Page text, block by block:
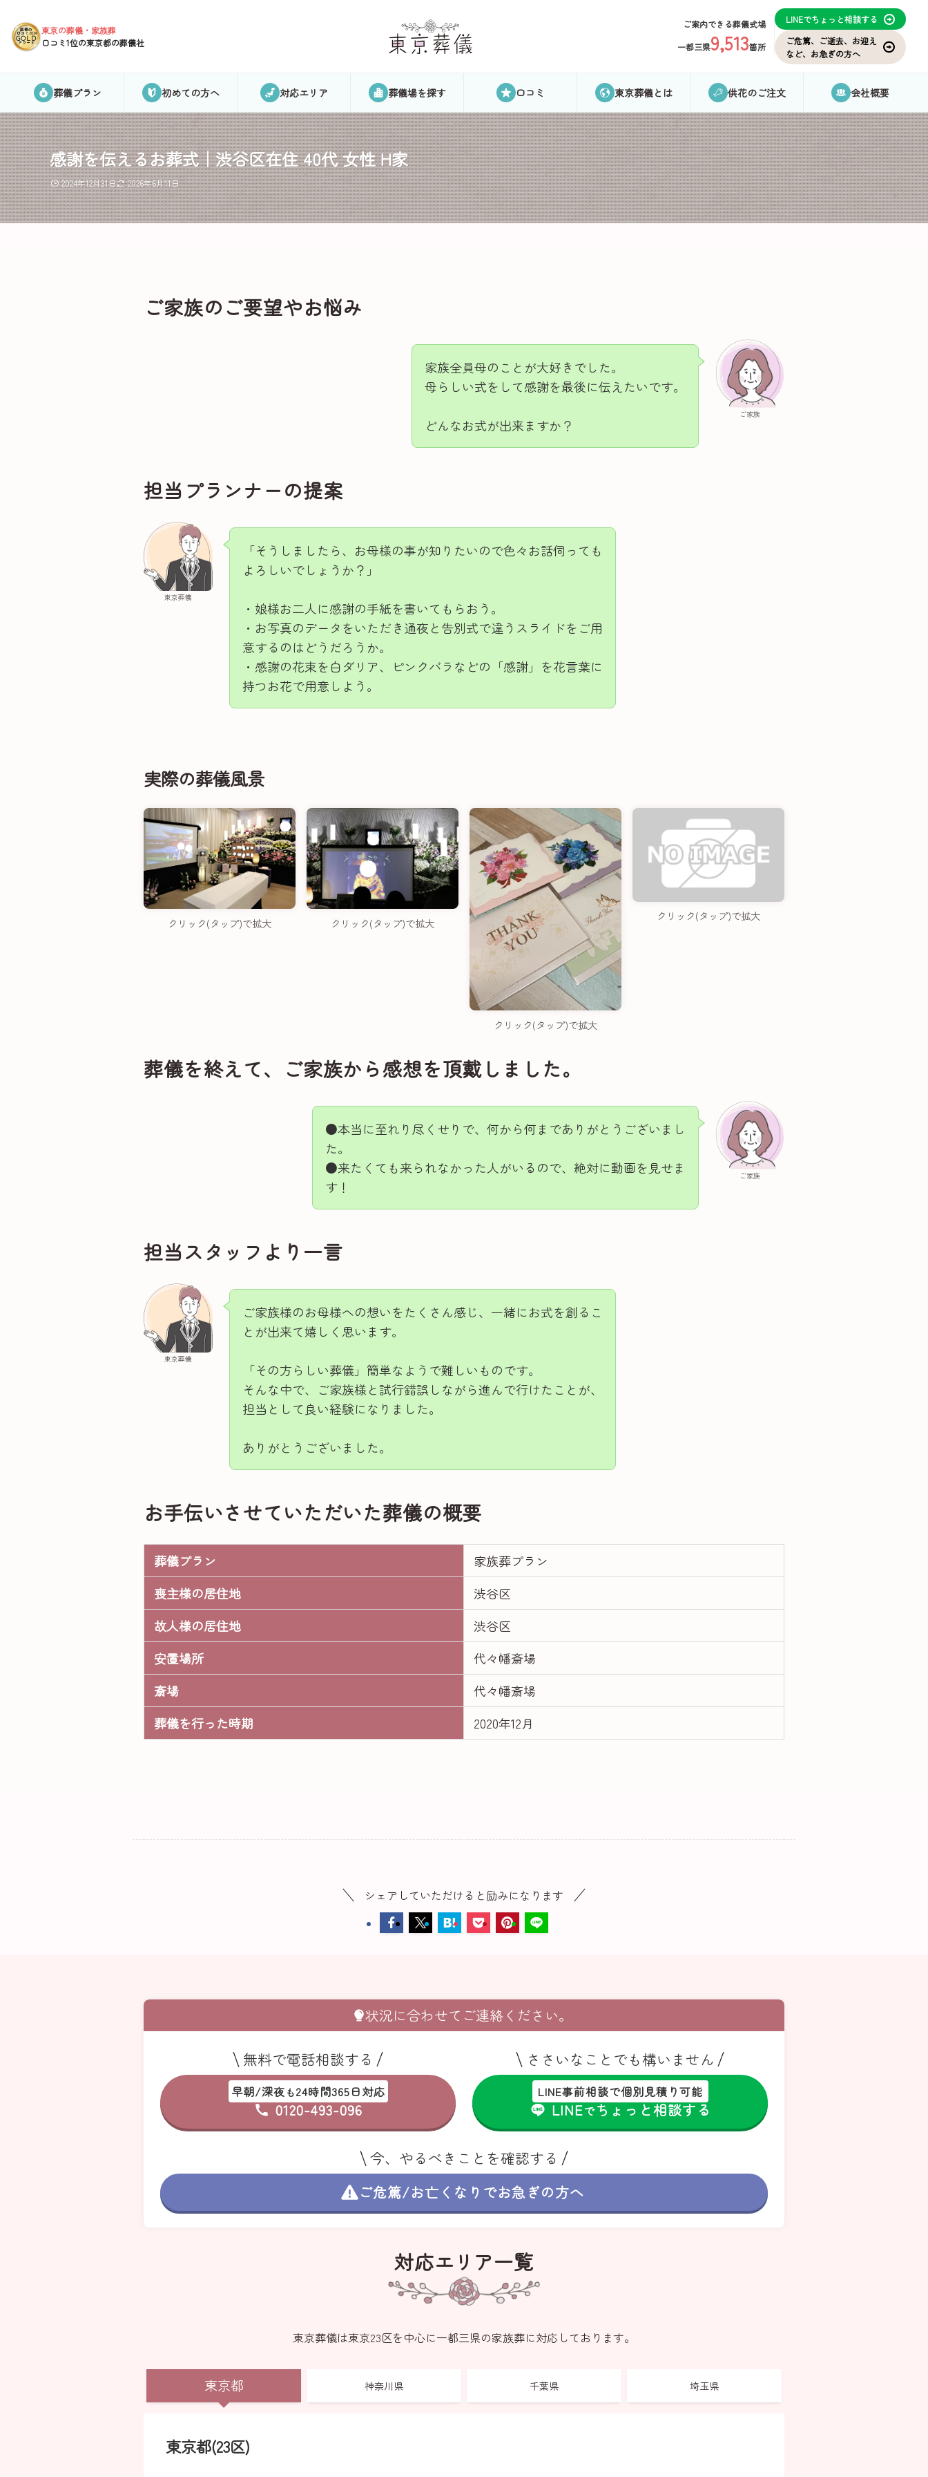
葬儀の
口コミ2024
GOLD
アワード
東京の葬儀・家族葬
口コミ1位の東京都の葬儀社
ご案内できる葬儀式場
一都三県9,513箇所
LINEでちょっと相談する
ご危篤、ご逝去、お迎え
など、お急ぎの方へ
葬儀プラン 初めての方へ 対応エリア 葬儀場を探す 口コミ 東京葬儀とは 供花のご注文 会社概要
感謝を伝えるお葬式｜渋谷区在住 40代 女性 H家
2024年12月31日 2026年6月11日
ご家族のご要望やお悩み
ご家族
家族全員母のことが大好きでした。
母らしい式をして感謝を最後に伝えたいです。
どんなお式が出来ますか？
担当プランナーの提案
東京葬儀
「そうしましたら、お母様の事が知りたいので色々お話伺っても
よろしいでしょうか？」
・娘様お二人に感謝の手紙を書いてもらおう。
・お写真のデータをいただき通夜と告別式で違うスライドをご用
意するのはどうだろうか。
・感謝の花束を白ダリア、ピンクバラなどの「感謝」を花言葉に
持つお花で用意しよう。
実際の葬儀風景
クリック(タップ)で拡大 クリック(タップ)で拡大
クリック(タップ)で拡大
クリック(タップ)で拡大
葬儀を終えて、ご家族から感想を頂戴しました。
ご家族
●本当に至れり尽くせりで、何から何までありがとうございまし
た。
●来たくても来られなかった人がいるので、絶対に動画を見せま
す！
担当スタッフより一言
東京葬儀
ご家族様のお母様への想いをたくさん感じ、一緒にお式を創るこ
とが出来て嬉しく思います。
「その方らしい葬儀」簡単なようで難しいものです。
そんな中で、ご家族様と試行錯誤しながら進んで行けたことが、
担当として良い経験になりました。
ありがとうございました。
お手伝いさせていただいた葬儀の概要
葬儀プラン
家族葬プラン
喪主様の居住地
渋谷区
故人様の居住地
渋谷区
安置場所
代々幡斎場
斎場
代々幡斎場
葬儀を行った時期
2020年12月
シェアしていただけると励みになります
状況に合わせてご連絡ください。
無料で電話相談する
早朝/深夜も24時間365日対応
0120-493-096
ささいなことでも構いません
LINE事前相談で個別見積り可能
LINEでちょっと相談する
今、やるべきことを確認する
ご危篤/お亡くなりでお急ぎの方へ
対応エリア一覧
東京葬儀は東京23区を中心に一都三県の家族葬に対応しております。
東京都 神奈川県 千葉県 埼玉県
東京都(23区)